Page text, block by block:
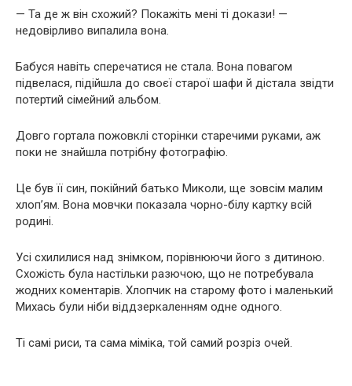
— Та де ж він схожий? Покажіть мені ті докази! —
недовірливо випалила вона.
Бабуся навіть сперечатися не стала. Вона повагом
підвелася, підійшла до своєї старої шафи й дістала звідти
потертий сімейний альбом.
Довго гортала пожовклі сторінки старечими руками, аж
поки не знайшла потрібну фотографію.
Це був її син, покійний батько Миколи, ще зовсім малим
хлоп’ям. Вона мовчки показала чорно-білу картку всій
родині.
Усі схилилися над знімком, порівнюючи його з дитиною.
Схожість була настільки разючою, що не потребувала
жодних коментарів. Хлопчик на старому фото і маленький
Михась були ніби віддзеркаленням одне одного.
Ті самі риси, та сама міміка, той самий розріз очей.